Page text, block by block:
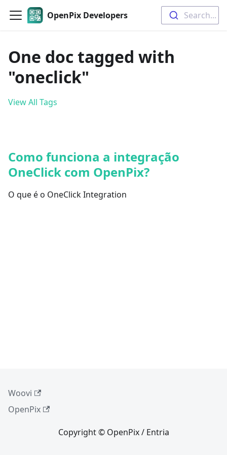
OpenPix Developers Search...
One doc tagged with
"oneclick"
View All Tags
Como funciona a integração
OneClick com OpenPix?
O que é o OneClick Integration
Woovi
OpenPix
Copyright © OpenPix / Entria